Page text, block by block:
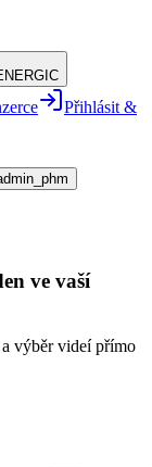
Přihlásit &
ve vaší
výběr videí přímo